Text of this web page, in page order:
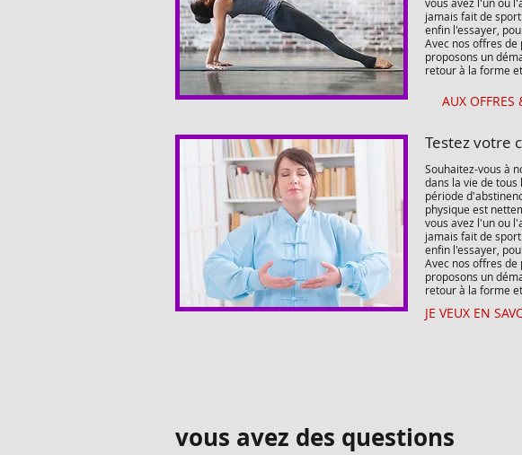
jamais fait de
enfin l'essayer,
Avec nos offres de
proposons un
retour à la forme
AUX OFFRES
Testez votre
Souhaitez-vous à
dans la vie de
période
physique est
vous avez l'un ou
jamais fait de
enfin l'essayer,
Avec nos offres de
proposons un
retour à la forme
JE VEUX EN
vous avez des questions